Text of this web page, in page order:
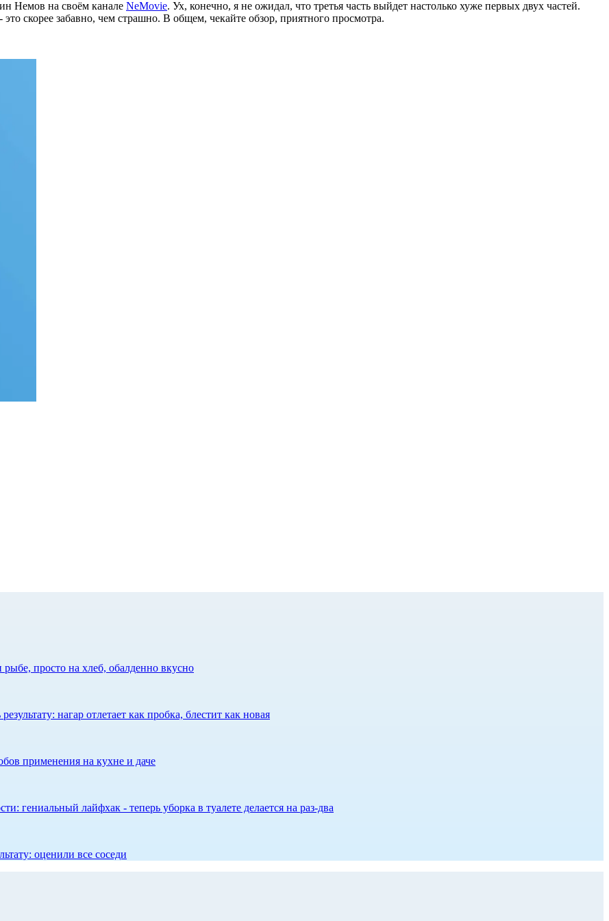
Немов на своём канале NeMovie. Ух, конечно, я не ожидал, что третья часть выйдет настолько хуже первых двух частей.
скорее забавно, чем страшно. В общем, чекайте обзор, приятного просмотра.
просто на хлеб, обалденно вкусно
нагар отлетает как пробка, блестит как новая
применения на кухне и даче
гениальный лайфхак - теперь уборка в туалете делается на раз-два
оценили все соседи